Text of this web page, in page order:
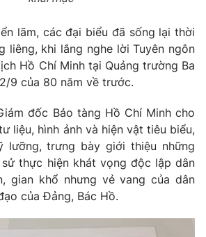
mọi hình thức nếu không có sự chấp
rõ nguồn VTV.vn khi phát hành lại
lãm, các đại biểu đã sống lại thời
liêng, khi lắng nghe lời Tuyên ngôn
Hồ Chí Minh tại Quảng trường Ba
9 của 80 năm về trước.
đốc Bảo tàng Hồ Chí Minh cho
liệu, hình ảnh và hiện vật tiêu biểu,
lưỡng, trưng bày giới thiệu những
thực hiện khát vọng độc lập dân
gian khổ nhưng vẻ vang của dân
của Đảng, Bác Hồ.